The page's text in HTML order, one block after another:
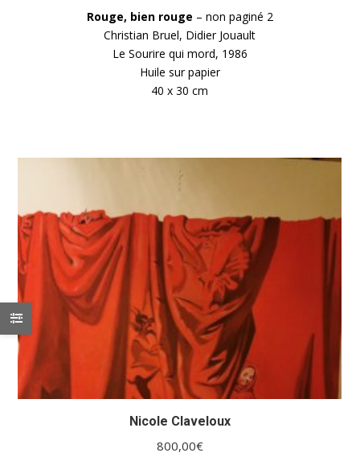
Rouge, bien rouge – non paginé 2
Christian Bruel, Didier Jouault
Le Sourire qui mord, 1986
Huile sur papier
40 x 30 cm
Nicole Claveloux
800,00€